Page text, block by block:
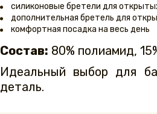
силиконовые бретели для
дополнительная бретель для
комфортная посадка на весь день
Состав: 80% полиамид,
Идеальный выбор для
деталь.